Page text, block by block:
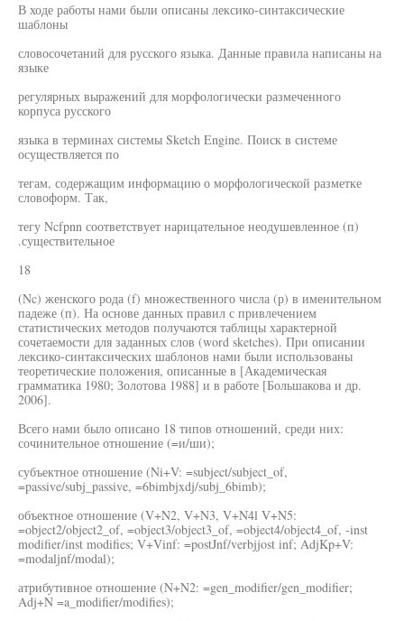
В ходе работы нами были описаны лексико-синтаксические
шаблоны
словосочетаний для русского языка. Данные правила написаны на
языке
регулярных выражений для морфологически размеченного
корпуса русского
языка в терминах системы Sketch Engine. Поиск в системе
осуществляется по
тегам, содержащим информацию о морфологической разметке
словоформ. Так,
тегу Ncfpnn соответствует нарицательное неодушевленное (п)
.существительное
18
(Nc) женского рода (f) множественного числа (р) в именительном
падеже (п). На основе данных правил с привлечением
статистических методов получаются таблицы характерной
сочетаемости для заданных слов (word sketches). При описании
лексико-синтаксических шаблонов нами были использованы
теоретические положения, описанные в [Академическая
грамматика 1980; Золотова 1988] и в работе [Большакова и др.
2006].
Всего нами было описано 18 типов отношений, среди них:
сочинительное отношение (=и/ши);
субъектное отношение (Ni+V: =subject/subject_of,
=passive/subj_passive, =6bimbjxdj/subj_6bimb);
объектное отношение (V+N2, V+N3, V+N4l V+N5:
=object2/object2_of, =object3/object3_of, =object4/object4_of, -inst
modifier/inst modifies; V+Vinf: =postJnf/verbjjost inf; AdjKp+V:
=modaljnf/modal);
атрибутивное отношение (N+N2: =gen_modifier/gen_modifier;
Adj+N =a_modifier/modifies);